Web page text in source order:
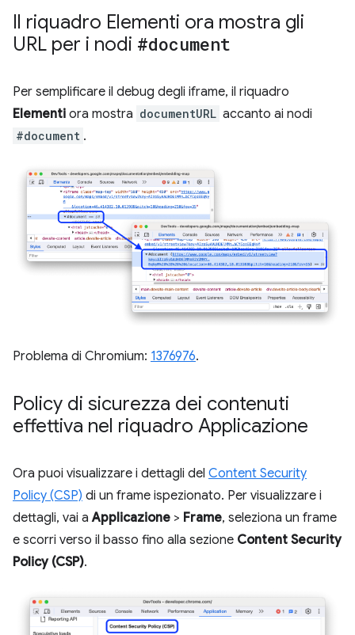
Il riquadro Elementi ora mostra gli
URL per i nodi #document
Per semplificare il debug degli iframe, il riquadro
Elementi ora mostra documentURL accanto ai nodi
#document .
Problema di Chromium: 1376976.
Policy di sicurezza dei contenuti
effettiva nel riquadro Applicazione
Ora puoi visualizzare i dettagli del Content Security
Policy (CSP) di un frame ispezionato. Per visualizzare i
dettagli, vai aApplicazione > Frame, seleziona un frame
e scorri verso il basso fino alla sezione Content Security
Policy (CSP).